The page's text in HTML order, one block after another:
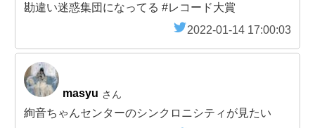
勘違い迷惑集団になってる #レコード大賞
2022-01-14 17:00:03
masyu さん
絢音ちゃんセンターのシンクロニシティが見たい